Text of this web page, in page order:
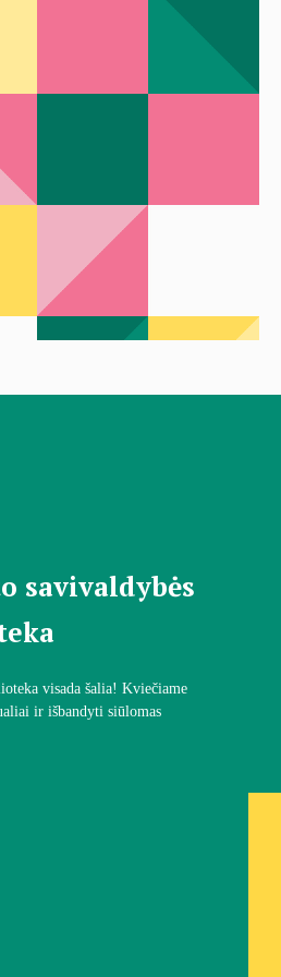
savivaldybės
visada šalia! Kviečiame
ir išbandyti siūlomas